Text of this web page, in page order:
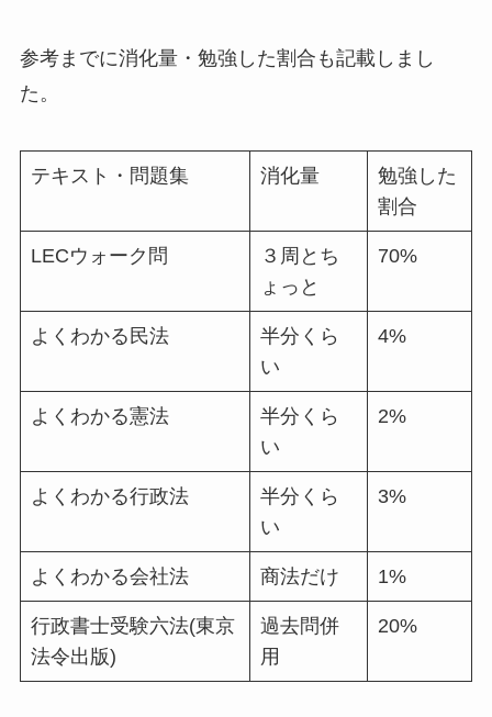
参考までに消化量・勉強した割合も記載しまし
た。
テキスト・問題集 消化量
勉強した
割合
LECウォーク問
３周とち
ょっと
70%
よくわかる民法
半分くら
い
4%
よくわかる憲法
半分くら
い
2%
よくわかる行政法
半分くら
い
3%
よくわかる会社法 商法だけ 1%
行政書士受験六法(東京
法令出版)
過去問併
用
20%